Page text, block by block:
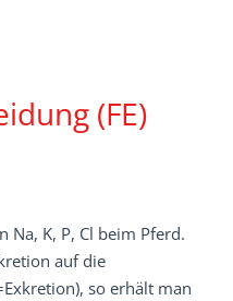
(FE)
Na, K, P, Cl beim Pferd.
auf die
so erhält man